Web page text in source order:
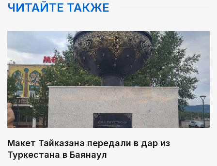
ЧИТАЙТЕ ТАКЖЕ
Макет Тайказана передали в дар из
Туркестана в Баянаул